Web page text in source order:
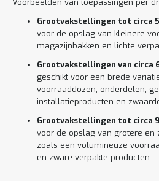
Grootvakstellingen tot circa
voor de opslag van kleinere
magazijnbakken en lichte
Grootvakstellingen van circa
geschikt voor een brede
voorraaddozen, onderdelen,
installatieproducten en
Grootvakstellingen tot circa
voor de opslag van grotere en
zoals een volumineuze
en zware verpakte producten.